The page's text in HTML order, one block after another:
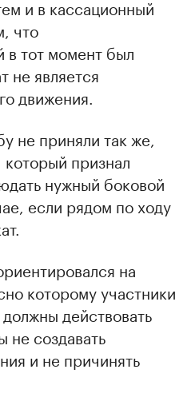
и в кассационный
что
в тот момент был
не является
движения.
не приняли так же,
признал
нужный боковой
если рядом по ходу
на
которому участники
действовать
не создавать
и не причинять